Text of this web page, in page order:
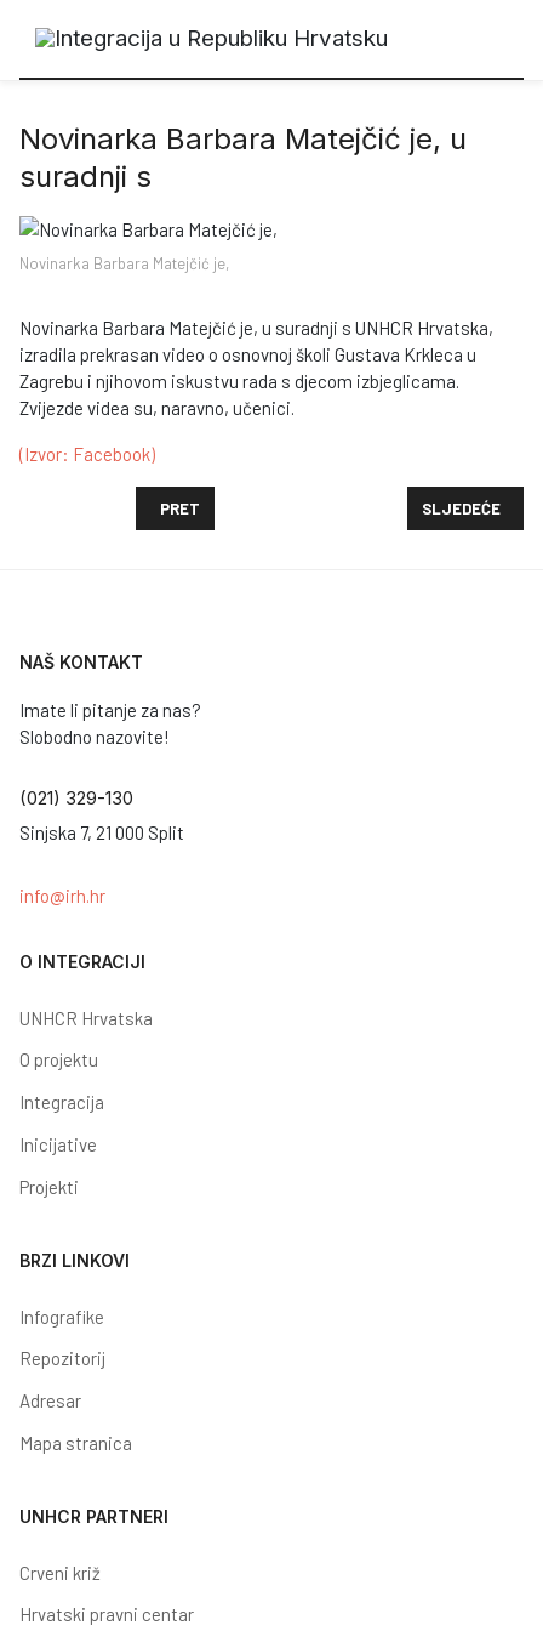
Novinarka Barbara Matejčić je, u
suradnji s
Novinarka Barbara Matejčić je,
Novinarka Barbara Matejčić je, u suradnji s UNHCR Hrvatska,
izradila prekrasan video o osnovnoj školi Gustava Krkleca u
Zagrebu i njihovom iskustvu rada s djecom izbjeglicama.
Zvijezde videa su, naravno, učenici.
(Izvor: Facebook)
PRETHODNI ČLANAK: UNDERSTANDING DENMARKS
PRET SLJEDEĆI
SLJEDEĆE
NAŠ KONTAKT
Imate li pitanje za nas?
Slobodno nazovite!
(021) 329-130
Sinjska 7, 21 000 Split
info@irh.hr
O INTEGRACIJI
UNHCR Hrvatska
O projektu
Integracija
Inicijative
Projekti
BRZI LINKOVI
Infografike
Repozitorij
Adresar
Mapa stranica
UNHCR PARTNERI
Crveni križ
Hrvatski pravni centar